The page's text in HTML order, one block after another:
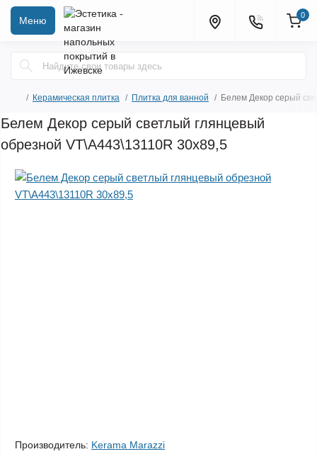
Меню 0
Керамическая плитка Плитка для ванной Белем Декор серый
Белем Декор серый светлый глянцевый
обрезной VT\A443\13110R 30x89,5
Производитель: Kerama Marazzi